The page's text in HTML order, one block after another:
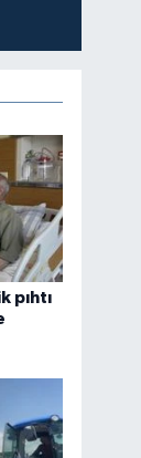
pıhtı